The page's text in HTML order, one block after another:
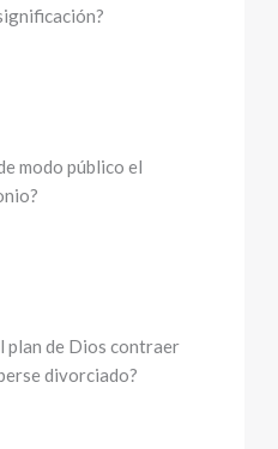
modo público el
plan de Dios contraer
divorciado?